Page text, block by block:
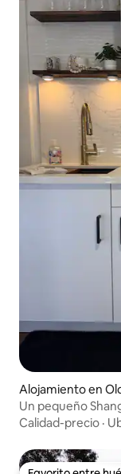
Alojamiento en
Calidad-precio ·